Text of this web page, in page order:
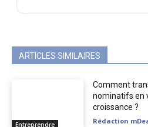
ARTICLES SIMILAIRES
Entreprendre
Comment
nominatifs en
croissance ?
Rédaction